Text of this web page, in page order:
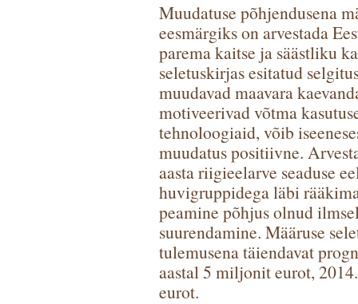
Muudatuse põhjendusena
eesmärgiks on arvestada
parema kaitse ja säästliku
seletuskirjas esitatud
muudavad maavara
motiveerivad võtma
tehnoloogiaid, võib
muudatus positiivne.
aasta riigieelarve seaduse
huvigruppidega läbi
peamine põhjus olnud
suurendamine. Määruse
tulemusena täiendavat
aastal 5 miljonit eurot,
eurot.